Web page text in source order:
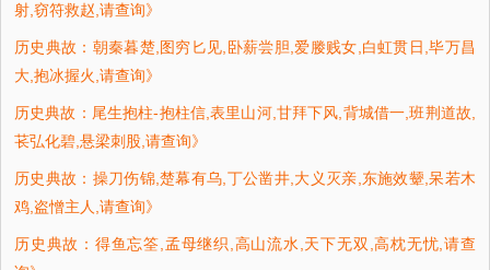
射,窃符救赵,请查询》
历史典故：朝秦暮楚,图穷匕见,卧薪尝胆,爱媵贱女,白虹贯日,毕万昌
大,抱冰握火,请查询》
历史典故：尾生抱柱-抱柱信,表里山河,甘拜下风,背城借一,班荆道故,
苌弘化碧,悬梁刺股,请查询》
历史典故：操刀伤锦,楚幕有乌,丁公凿井,大义灭亲,东施效颦,呆若木
鸡,盗憎主人,请查询》
历史典故：得鱼忘筌,孟母继织,高山流水,天下无双,高枕无忧,请查